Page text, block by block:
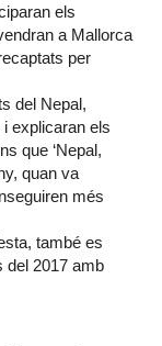
els
a Mallorca
per
del Nepal,
explicaran els
que ‘Nepal,
quan va
més
també es
del 2017 amb